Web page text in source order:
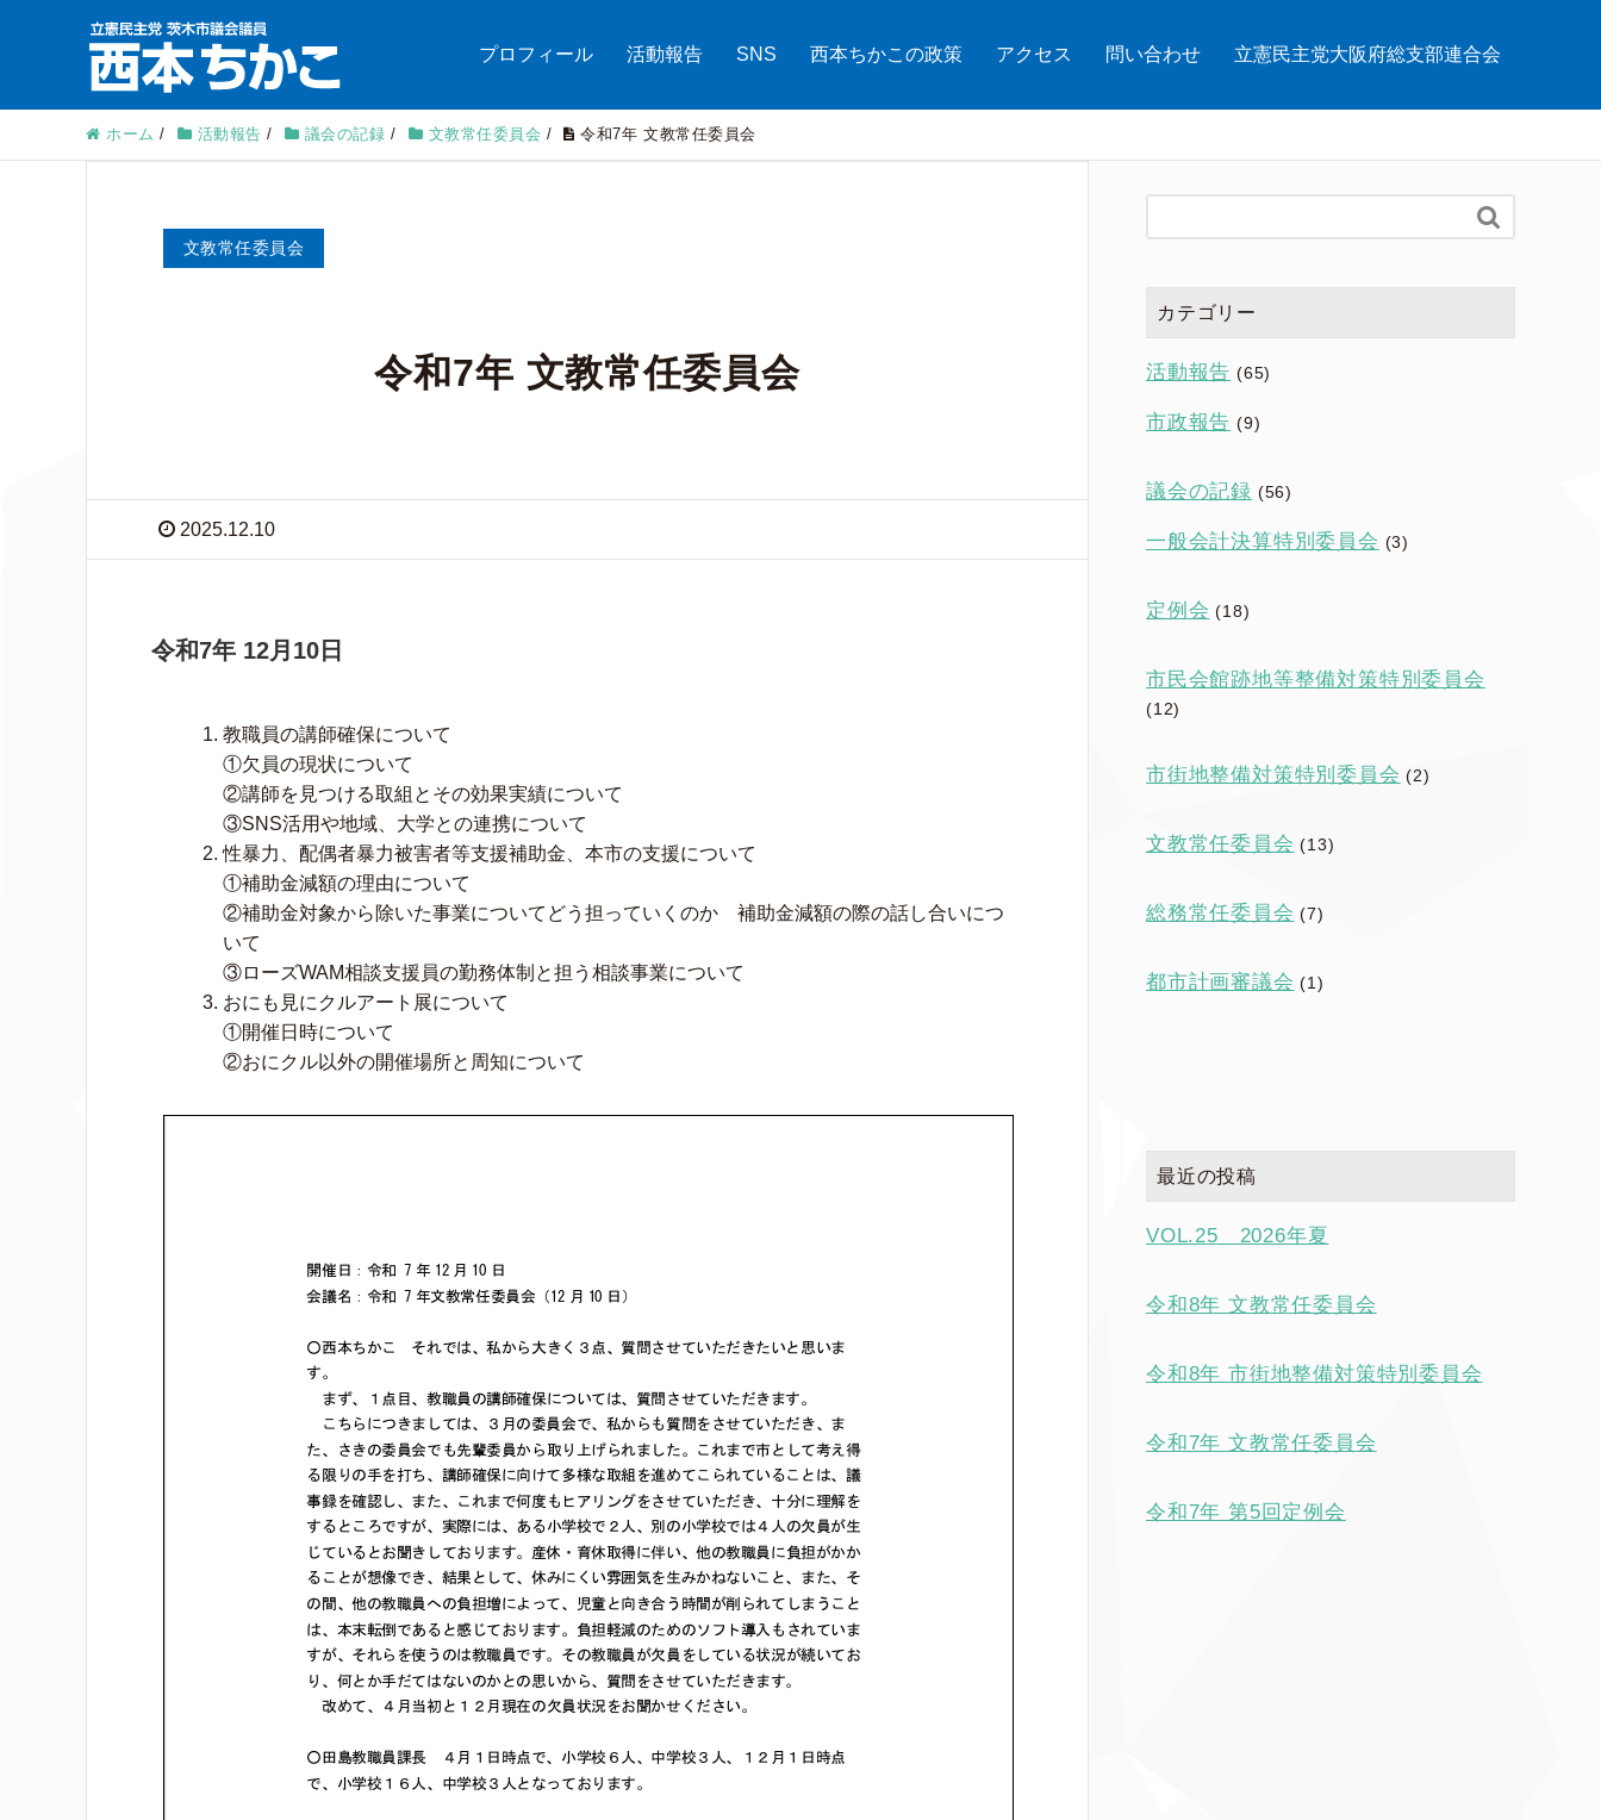
プロフィール 活動報告 SNS 西本ちかこの政策 アクセス 問い合わせ 立憲民主党大阪府総支部連合会
ホーム / 活動報告 / 議会の記録 / 文教常任委員会 / 令和7年 文教常任委員会
文教常任委員会
令和7年 文教常任委員会
2025.12.10
令和7年 12月10日
教職員の講師確保について
①欠員の現状について
②講師を見つける取組とその効果実績について
③SNS活用や地域、大学との連携について
性暴力、配偶者暴力被害者等支援補助金、本市の支援について
①補助金減額の理由について
②補助金対象から除いた事業についてどう担っていくのか 補助金減額の際の話し合いにつ
いて
③ローズWAM相談支援員の勤務体制と担う相談事業について
おにも見にクルアート展について
①開催日時について
②おにクル以外の開催場所と周知について

カテゴリー
活動報告 (65)
市政報告 (9)
議会の記録 (56)
一般会計決算特別委員会 (3)
定例会 (18)
市民会館跡地等整備対策特別委員会
(12)
市街地整備対策特別委員会 (2)
文教常任委員会 (13)
総務常任委員会 (7)
都市計画審議会 (1)
最近の投稿
VOL.25 2026年夏
令和8年 文教常任委員会
令和8年 市街地整備対策特別委員会
令和7年 文教常任委員会
令和7年 第5回定例会